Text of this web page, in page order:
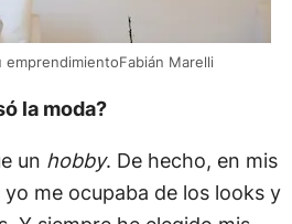
emprendimientoFabián Marelli
la moda?
un hobby. De hecho, en mis
me ocupaba de los looks y